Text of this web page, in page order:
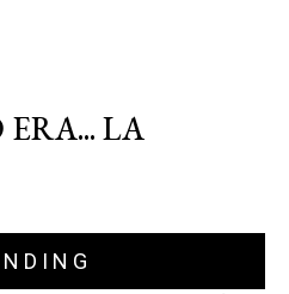
LA